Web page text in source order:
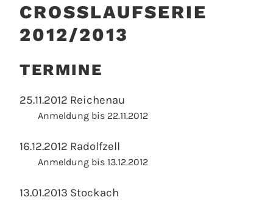
CROSSLAUFSERIE
2012/2013
TERMINE
25.11.2012 Reichenau
Anmeldung bis 22.11.2012
16.12.2012 Radolfzell
Anmeldung bis 13.12.2012
13.01.2013 Stockach